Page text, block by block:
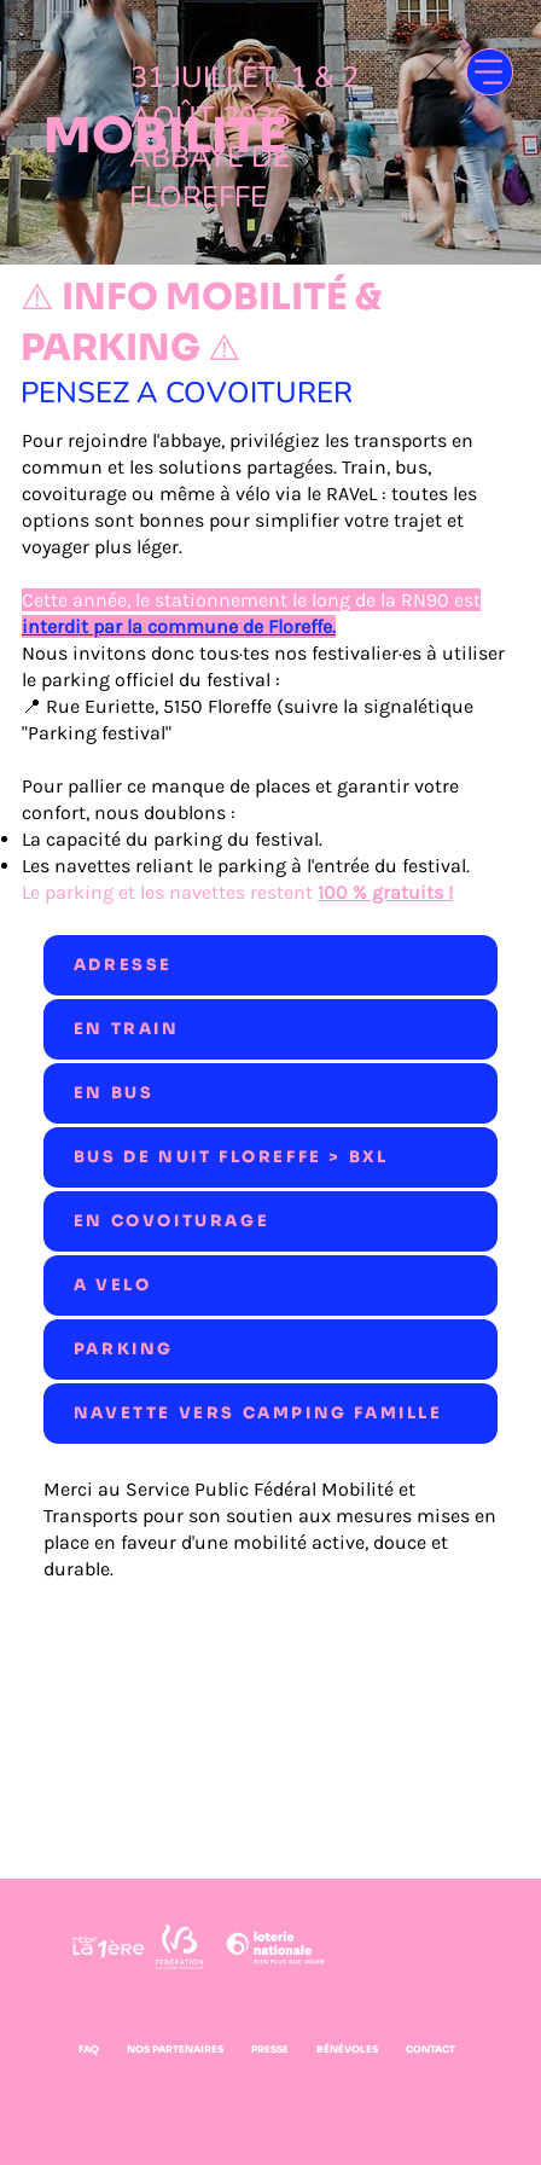
31 JUILLET, 1 & 2
AOÛT 2026
ABBAYE DE
FLOREFFE
MOBILITE
⚠️ INFO MOBILITÉ &
PARKING ⚠️
PENSEZ A COVOITURER
Pour rejoindre l'abbaye, privilégiez les transports en
commun et les solutions partagées. Train, bus,
covoiturage ou même à vélo via le RAVeL : toutes les
options sont bonnes pour simplifier votre trajet et
voyager plus léger.
Cette année, le stationnement le long de la RN90 est
interdit par la commune de Floreffe.
Nous invitons donc tous·tes nos festivalier·es à utiliser
le parking officiel du festival :
📍 Rue Euriette, 5150 Floreffe (suivre la signalétique
"Parking festival"
Pour pallier ce manque de places et garantir votre
confort, nous doublons :
La capacité du parking du festival.
Les navettes reliant le parking à l'entrée du festival.
Le parking et les navettes restent 100 % gratuits !
ADRESSE
EN TRAIN
EN BUS
BUS DE NUIT FLOREFFE > BXL
EN COVOITURAGE
A VELO
PARKING
NAVETTE VERS CAMPING FAMILLE
Merci au Service Public Fédéral Mobilité et
Transports pour son soutien aux mesures mises en
place en faveur d'une mobilité active, douce et
durable.
FAQ NOS PARTENAIRES PRESSE BÉNÉVOLES CONTACT